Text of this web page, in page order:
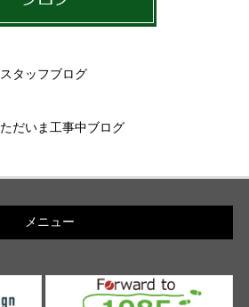
スタッフブログ
ただいま工事中ブログ
メニュー